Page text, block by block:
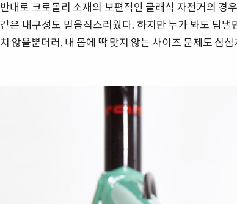
반대로 크로몰리 소재의 보편적인 클래식 자전거의 경
같은 내구성도 믿음직스러웠다. 하지만 누가 봐도 탐
치 않을뿐더러, 내 몸에 딱 맞지 않는 사이즈 문제도 심